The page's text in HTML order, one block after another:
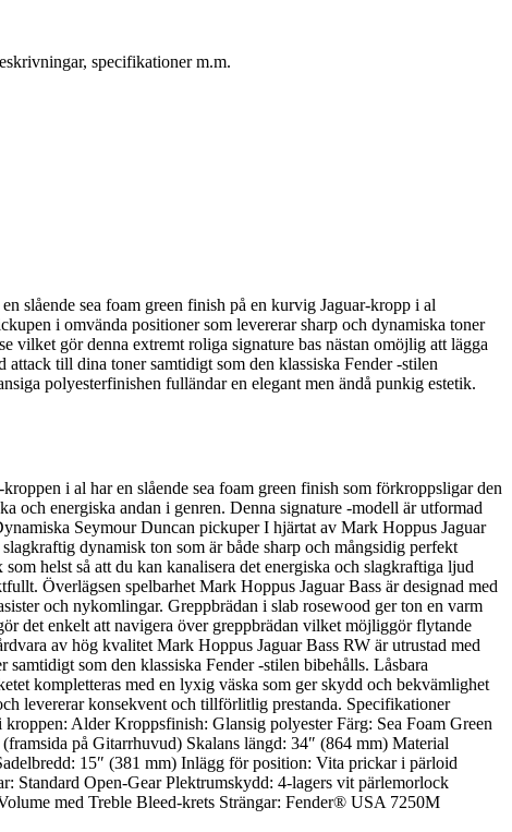
specifikationer m.m.
slående sea foam green finish på en kurvig Jaguar-kropp i al
i omvända positioner som levererar sharp och dynamiska toner
vilket gör denna extremt roliga signature bas nästan omöjlig att lägga
till dina toner samtidigt som den klassiska Fender -stilen
polyesterfinishen fulländar en elegant men ändå punkig estetik.
i al har en slående sea foam green finish som förkroppsligar den
och energiska andan i genren. Denna signature -modell är utformad
Seymour Duncan pickuper I hjärtat av Mark Hoppus Jaguar
dynamisk ton som är både sharp och mångsidig perfekt
helst så att du kan kanalisera det energiska och slagkraftiga ljud
Överlägsen spelbarhet Mark Hoppus Jaguar Bass är designad med
och nykomlingar. Greppbrädan i slab rosewood ger ton en varm
det enkelt att navigera över greppbrädan vilket möjliggör flytande
av hög kvalitet Mark Hoppus Jaguar Bass RW är utrustad med
som den klassiska Fender -stilen bibehålls. Låsbara
kompletteras med en lyxig väska som ger skydd och bekvämlighet
levererar konsekvent och tillförlitlig prestanda. Specifikationer
Alder Kroppsfinish: Glansig polyester Färg: Sea Foam Green
på Gitarrhuvud) Skalans längd: 34″ (864 mm) Material
15″ (381 mm) Inlägg för position: Vita prickar i pärloid
Open-Gear Plektrumskydd: 4-lagers vit pärlemorlock
med Treble Bleed-krets Strängar: Fender® USA 7250M